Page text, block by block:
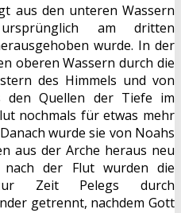
aus den unteren Wassern
am dritten
wurde. In der
oberen Wassern durch die
des Himmels und von
den Quellen der Tiefe im
nochmals für etwas mehr
wurde sie von Noahs
aus der Arche heraus neu
nach der Flut wurden die
Zeit Pelegs durch
getrennt, nachdem Gott